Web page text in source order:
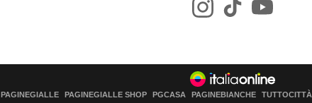
PAGINEGIALLE PAGINEGIALLE SHOP PGCASA PAGINEBIANCHE TUTTOCITTÀ